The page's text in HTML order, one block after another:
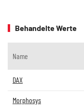
Behandelte Werte
Name
DAX
Morphosys